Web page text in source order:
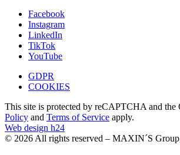
Facebook
Instagram
LinkedIn
TikTok
YouTube
GDPR
COOKIES
This site is protected by reCAPTCHA and the
Policy and Terms of Service apply.
Web design h24
© 2026 All rights reserved – MAXIN´S